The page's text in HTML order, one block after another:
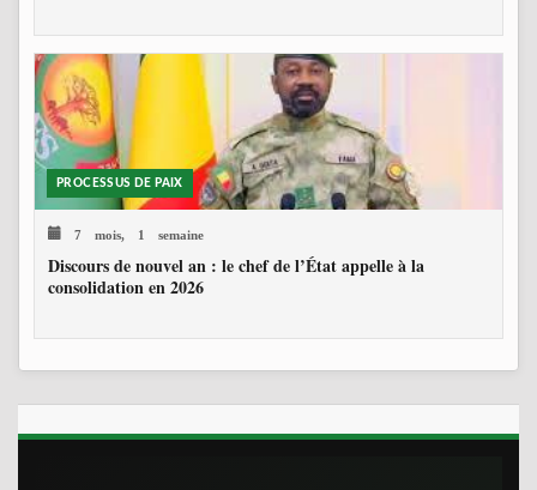
PROCESSUS DE PAIX
7 mois, 1 semaine
Discours de nouvel an : le chef de l’État appelle à la
consolidation en 2026